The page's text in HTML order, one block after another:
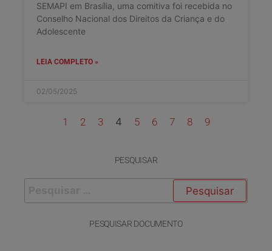
SEMAPI em Brasília, uma comitiva foi recebida no
Conselho Nacional dos Direitos da Criança e do
Adolescente
LEIA COMPLETO »
02/05/2025
1 2 3 4 5 6 7 8 9
PESQUISAR
PESQUISAR DOCUMENTO